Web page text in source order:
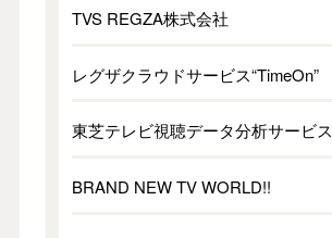
TVS REGZA株式会社
レグザクラウドサービス“TimeOn”
東芝テレビ視聴データ分析サービス
BRAND NEW TV WORLD!!